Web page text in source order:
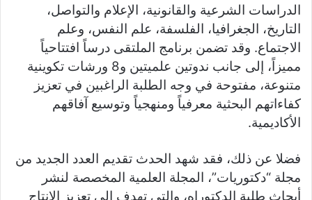
الدراسات الشرعية والقانونية، الإعلام والتواصل،
التاريخ، الجغرافيا، الفلسفة، علم النفس، وعلم
الاجتماع. وقد تضمن برنامج الملتقى درساً افتتاحياً
مميزاً، إلى جانب ندوتين علميتين و8 ورشات تكوينية
متنوعة، مفتوحة في وجه الطلبة الراغبين في تعزيز
كفاءاتهم البحثية معرفياً ومنهجياً وتوسيع آفاقهم
الأكاديمية.
فضلا عن ذلك، فقد شهد الحدث تقديم العدد الجديد من
مجلة “دكتوريات”، المجلة العلمية المخصصة لنشر
أبحاث طلبة الدكتوراه، والتي تهدف إلى تعزيز الإنتاج